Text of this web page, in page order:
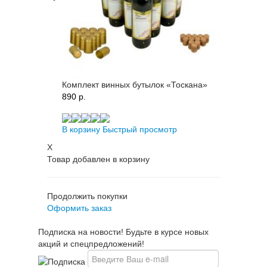
Комплект винных бутылок «Тоскана»
890 p.
В корзину Быстрый просмотр
X
Товар добавлен в корзину
Продолжить покупки
Оформить заказ
Подписка на новости! Будьте в курсе новых
акций и спецпредложений!